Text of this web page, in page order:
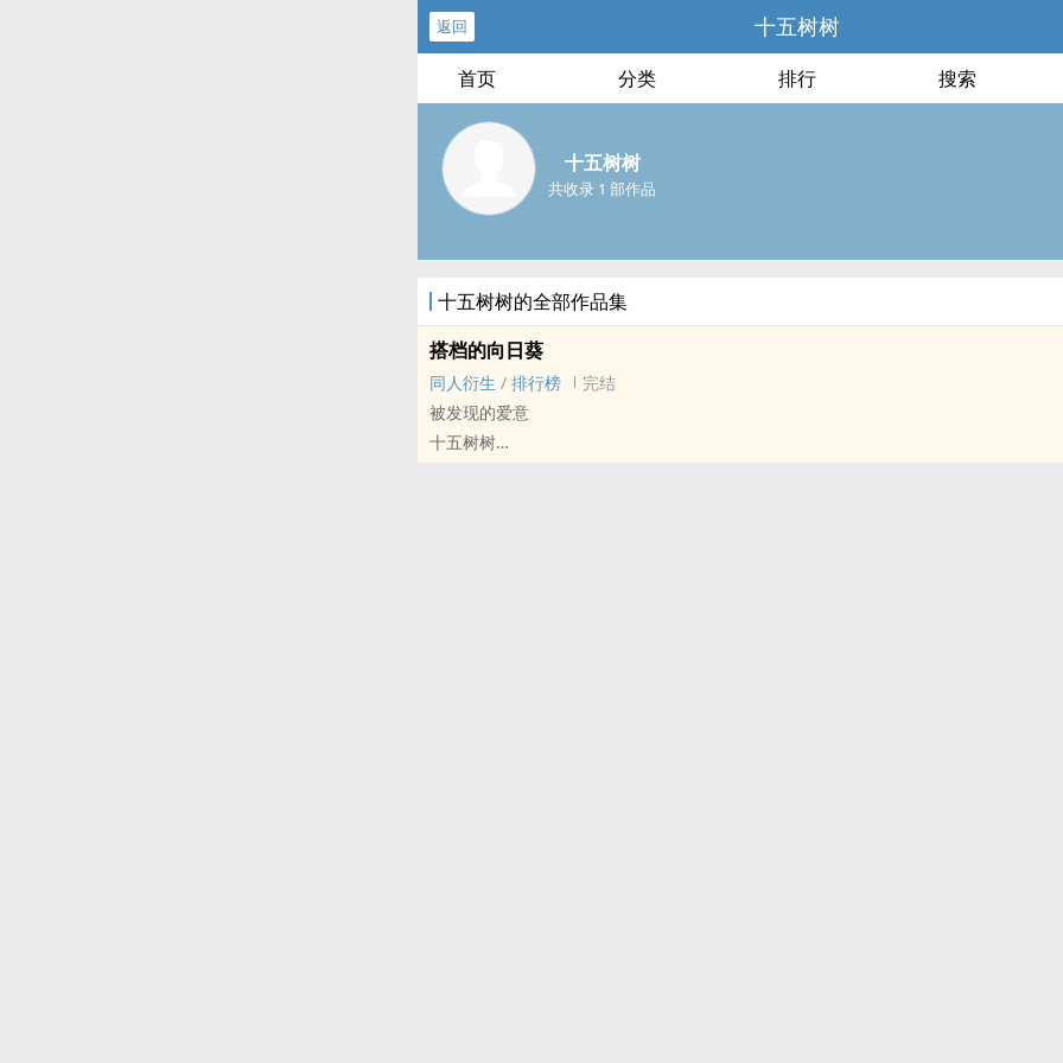
返回 十五树树
首页 分类 排行 搜索
十五树树
共收录 1 部作品
十五树树的全部作品集
搭档的向日葵
‍‎‎同‎‌人‌衍生 / 排行榜
完结
被发现的爱意
十五树树